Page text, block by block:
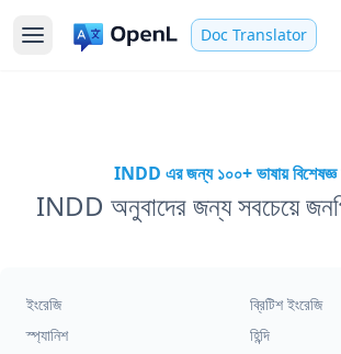
Doc Translator
INDD এর জন্য ১০০+ ভাষায় বিশেষজ্ঞ
INDD অনুবাদের জন্য সবচেয়ে
ইংরেজি
ব্রিটিশ ইংরেজি
স্প্যানিশ
হিন্দি